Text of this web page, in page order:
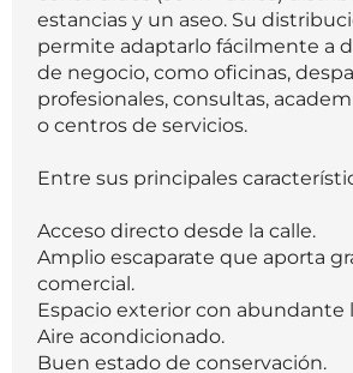
estancias y un aseo. Su
permite adaptarlo fácilmente a
de negocio, como oficinas,
profesionales, consultas,
o centros de servicios.
Entre sus principales
Acceso directo desde la calle.
Amplio escaparate que aporta
comercial.
Espacio exterior con abundante
Aire acondicionado.
Buen estado de conservación.